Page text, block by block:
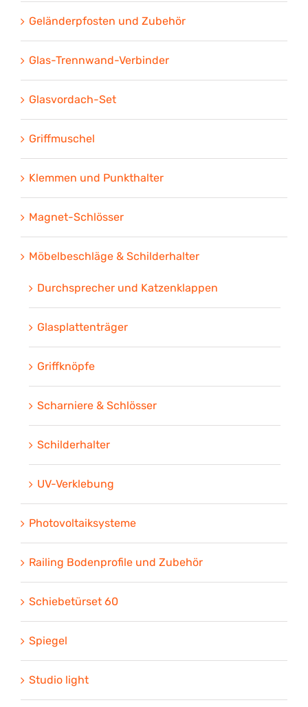
Geländerpfosten und Zubehör
Glas-Trennwand-Verbinder
Glasvordach-Set
Griffmuschel
Klemmen und Punkthalter
Magnet-Schlösser
Möbelbeschläge & Schilderhalter
Durchsprecher und Katzenklappen
Glasplattenträger
Griffknöpfe
Scharniere & Schlösser
Schilderhalter
UV-Verklebung
Photovoltaiksysteme
Railing Bodenprofile und Zubehör
Schiebetürset 60
Spiegel
Studio light